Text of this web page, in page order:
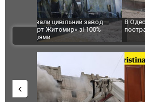
В Одесі та Харкові різко зросла
постраждалих від обстрілу РФ
ВІДЕО